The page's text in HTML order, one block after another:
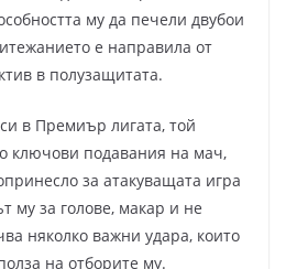
му да печели двубои
е направила от
в полузащитата.
в Премиър лигата, той
ключови подавания на мач,
за атакуващата игра
му за голове, макар и не
няколко важни удара, които
на отборите му.